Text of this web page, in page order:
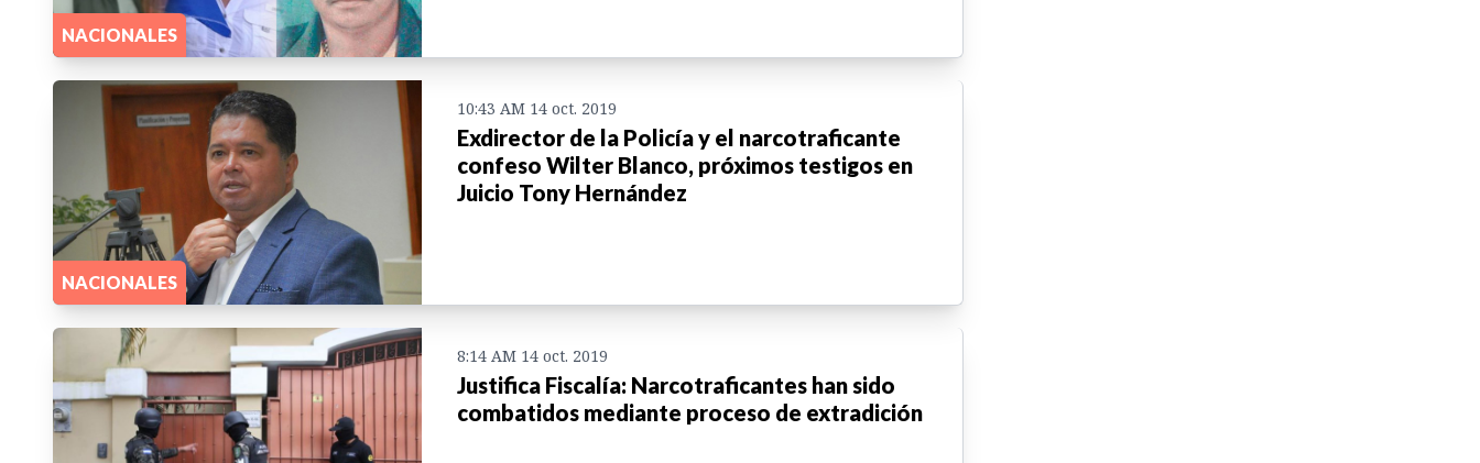
NACIONALES
NACIONALES
10:43 AM 14 oct. 2019
Exdirector de la Policía y el narcotraficante
confeso Wilter Blanco, próximos testigos en
Juicio Tony Hernández
8:14 AM 14 oct. 2019
Justifica Fiscalía: Narcotraficantes han sido
combatidos mediante proceso de extradición